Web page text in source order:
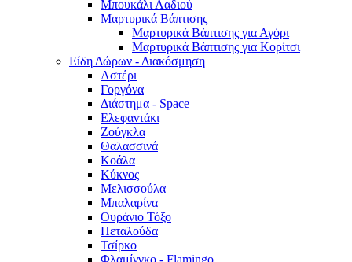
Μπουκάλι Λαδιού
Μαρτυρικά Βάπτισης
Μαρτυρικά Βάπτισης για Αγόρι
Μαρτυρικά Βάπτισης για Κορίτσι
Είδη Δώρων - Διακόσμηση
Αστέρι
Γοργόνα
Διάστημα - Space
Ελεφαντάκι
Ζούγκλα
Θαλασσινά
Κοάλα
Κύκνος
Μελισσούλα
Μπαλαρίνα
Ουράνιο Τόξο
Πεταλούδα
Τσίρκο
Φλαμίνγκο - Flamingo